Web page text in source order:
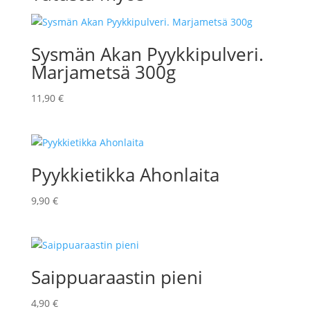
Sysmän Akan Pyykkipulveri.
Marjametsä 300g
11,90 €
Pyykkietikka Ahonlaita
9,90 €
Saippuaraastin pieni
4,90 €